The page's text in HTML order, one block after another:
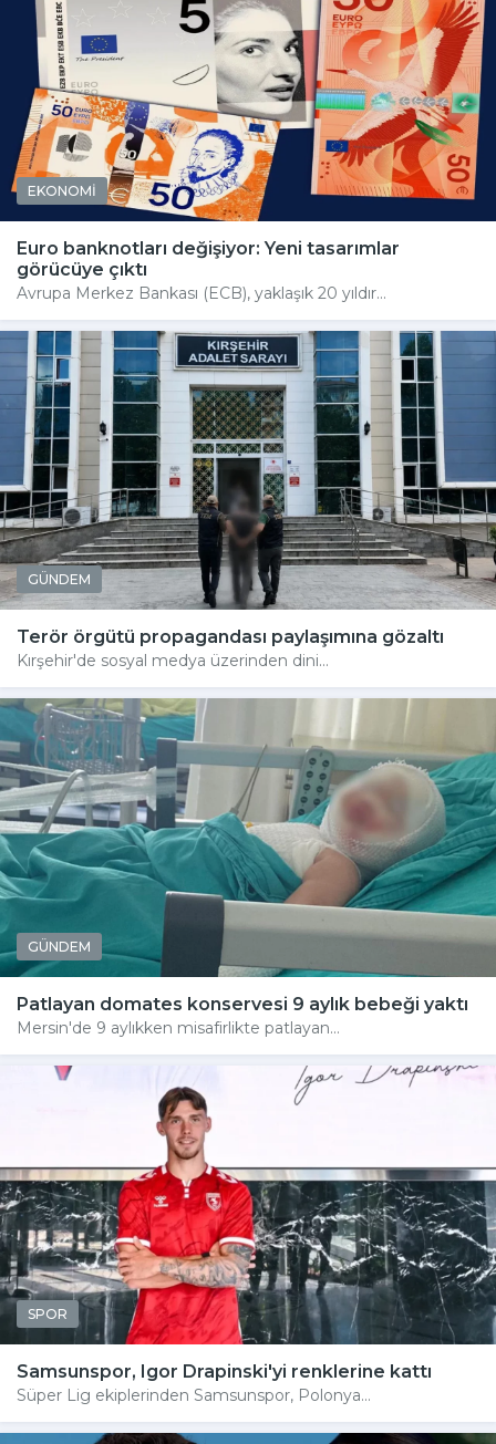
EKONOMİ
Euro banknotları değişiyor: Yeni tasarımlar
görücüye çıktı
Avrupa Merkez Bankası (ECB), yaklaşık 20 yıldır...
GÜNDEM
Terör örgütü propagandası paylaşımına gözaltı
Kırşehir'de sosyal medya üzerinden dini...
GÜNDEM
Patlayan domates konservesi 9 aylık bebeği yaktı
Mersin'de 9 aylıkken misafirlikte patlayan...
SPOR
Samsunspor, Igor Drapinski'yi renklerine kattı
Süper Lig ekiplerinden Samsunspor, Polonya...